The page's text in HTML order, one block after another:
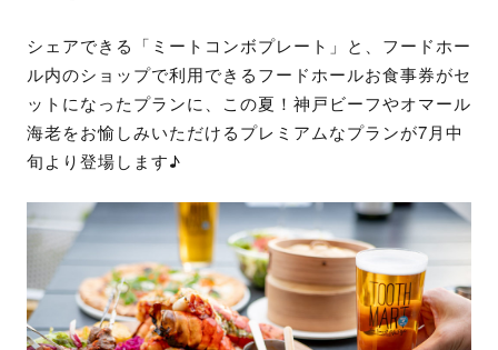
シェアできる「ミートコンボプレート」と、フードホー
ル内のショップで利用できるフードホールお食事券がセ
ットになったプランに、この夏！神戸ビーフやオマール
海老をお愉しみいただけるプレミアムなプランが7月中
旬より登場します♪